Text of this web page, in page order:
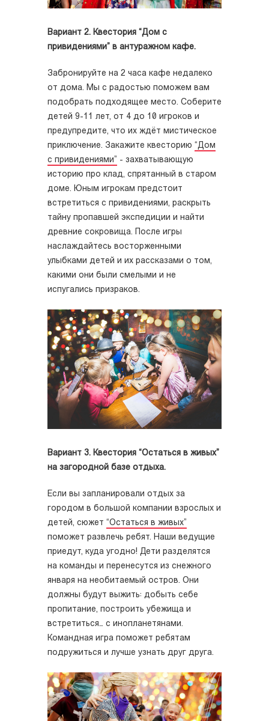
Вариант 2. Квестория “Дом с
привидениями” в антуражном кафе.
Забронируйте на 2 часа кафе недалеко
от дома. Мы с радостью поможем вам
подобрать подходящее место. Соберите
детей 9-11 лет, от 4 до 10 игроков и
предупредите, что их ждёт мистическое
приключение. Закажите квесторию “Дом
с привидениями” - захватывающую
историю про клад, спрятанный в старом
доме. Юным игрокам предстоит
встретиться с привидениями, раскрыть
тайну пропавшей экспедиции и найти
древние сокровища. После игры
наслаждайтесь восторженными
улыбками детей и их рассказами о том,
какими они были смелыми и не
испугались призраков.
Вариант 3. Квестория “Остаться в живых”
на загородной базе отдыха.
Если вы запланировали отдых за
городом в большой компании взрослых и
детей, сюжет “Остаться в живых”
поможет развлечь ребят. Наши ведущие
приедут, куда угодно! Дети разделятся
на команды и перенесутся из снежного
января на необитаемый остров. Они
должны будут выжить: добыть себе
пропитание, построить убежища и
встретиться… с инопланетянами.
Командная игра поможет ребятам
подружиться и лучше узнать друг друга.